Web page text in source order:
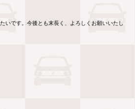
いです。今後とも末長く、よろしくお願いいたし